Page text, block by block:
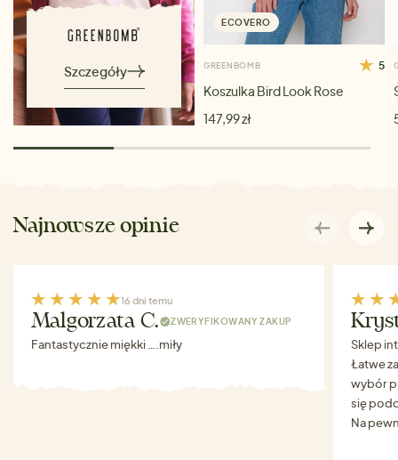
Szczegóły
ECOVERO
GREENBOMB 5
Koszulka Bird Look Rose
147,99 zł
Najnowsze opinie
16 dni temu
Malgorzata C. ZWERYFIKOWANY ZAKUP
Fantastycznie miękki ….miły
Sklep
Łatwe
wybór
się
Na